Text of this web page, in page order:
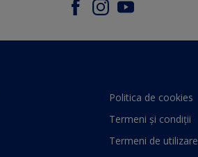
Politica de cookies
Termeni și condiții
Termeni de utilizare